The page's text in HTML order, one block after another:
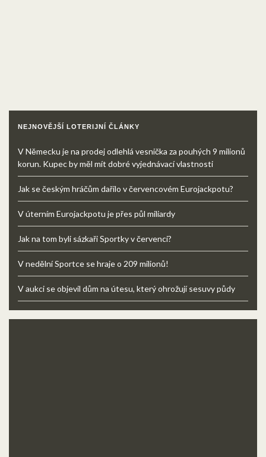
NEJNOVĚJŠÍ LOTERIJNÍ ČLÁNKY
V Německu je na prodej odlehlá vesnička za pouhých 9 milionů
korun. Kupec by měl mít dobré vyjednávací vlastnosti
Jak se českým hráčům dařilo v červencovém Eurojackpotu?
V úterním Eurojackpotu je přes půl miliardy
Jak na tom byli sázkaři Sportky v červenci?
V nedělní Sportce se hraje o 209 milionů!
V aukci se objevil dům na útesu, který ohrožují sesuvy půdy